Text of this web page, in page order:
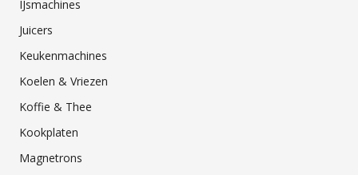
IJsmachines
Juicers
Keukenmachines
Koelen & Vriezen
Koffie & Thee
Kookplaten
Magnetrons